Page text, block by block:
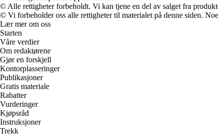
© Alle rettigheter forbeholdt. Vi kan tjene en del av salget fra
© Vi forbeholder oss alle rettigheter til materialet på denne siden.
Lær mer om oss
Starten
Våre verdier
Om redaktørene
Gjør en forskjell
Kontorplasseringer
Publikasjoner
Gratis materiale
Rabatter
Vurderinger
Kjøpsråd
Instruksjoner
Trekk